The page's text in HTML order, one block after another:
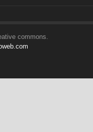
commons.